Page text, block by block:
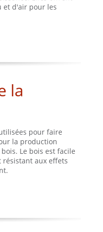
et d'air pour les
la
pour faire
la production
Le bois est facile
aux effets